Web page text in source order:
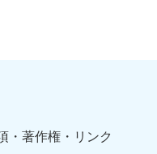
・著作権・リンク